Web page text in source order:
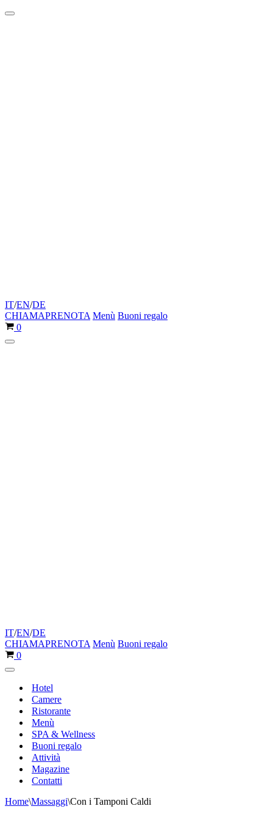
Menu
IT/EN/DE
CHIAMAPRENOTA Menù Buoni regalo
Carrello
0
Menu
IT/EN/DE
CHIAMAPRENOTA Menù Buoni regalo
Carrello
0
Menu
navigazione
Hotel
Camere
Ristorante
Menù
SPA & Wellness
Buoni regalo
Attività
Magazine
Contatti
Home\Massaggi\Con i Tamponi Caldi